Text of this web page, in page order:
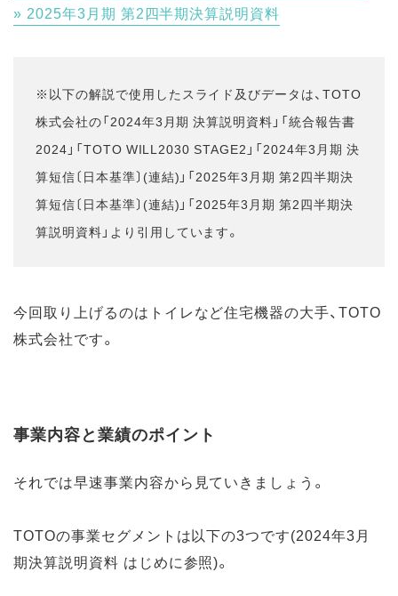
2025年3月期 第2四半期決算説明資料
※以下の解説で使用したスライド及びデータは、TOTO
株式会社の「2024年3月期 決算説明資料」「統合報告書
2024」「TOTO WILL2030 STAGE2」「2024年3月期 決
算短信〔日本基準〕(連結)」「2025年3月期 第2四半期決
算短信〔日本基準〕(連結)」「2025年3月期 第2四半期決
算説明資料」より引用しています。
今回取り上げるのはトイレなど住宅機器の大手、TOTO
株式会社です。
事業内容と業績のポイント
それでは早速事業内容から見ていきましょう。
TOTOの事業セグメントは以下の3つです(2024年3月
期決算説明資料 はじめに参照)。